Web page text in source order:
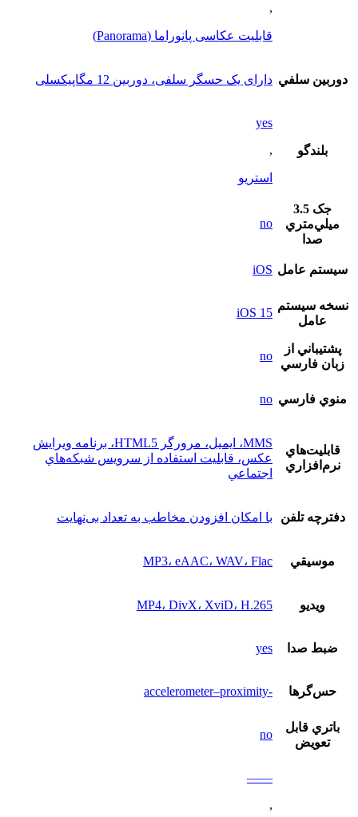
,
قابلیت عکاسی پانوراما (Panorama)
دوربين سلفي دارای یک حسگر سلفی، دوربین 12 مگاپیکسلی
بلندگو
yes
,
استريو
جک 3.5
ميلي‌متري
صدا
no
سيستم عامل iOS
نسخه سيستم
عامل
iOS 15
پشتيباني از
زبان فارسي
no
منوي فارسي no
قابليت‌هاي
نرم‌افزاري
MMS، ايميل، مرورگر HTML5، برنامه ويرايش
عکس، قابليت استفاده از سرويس شبکه‌هاي
اجتماعي
دفترچه تلفن با امکان افزودن مخاطب به تعداد بی‌نهایت
موسيقي MP3، eAAC، WAV، Flac
ويديو MP4، DivX، XviD، H.265
ضبط صدا yes
حس‌گرها -accelerometer–proximity
باتري قابل
تعويض
no
——
,